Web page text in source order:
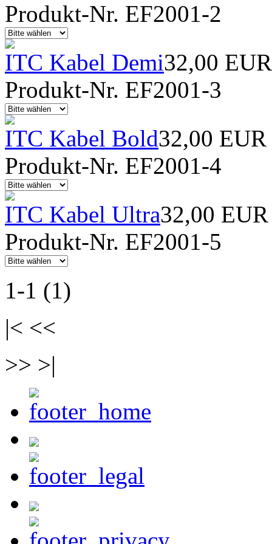
Produkt-Nr. EF2001-2
ITC Kabel Demi32,00 EUR
Produkt-Nr. EF2001-3
ITC Kabel Bold32,00 EUR
Produkt-Nr. EF2001-4
ITC Kabel Ultra32,00 EUR
Produkt-Nr. EF2001-5
1-1 (1)
|< <<
>> >|